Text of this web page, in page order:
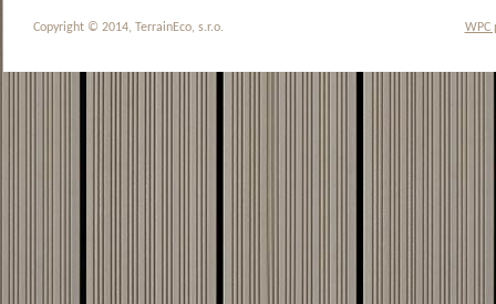
WPC
Copyright © 2014, TerrainEco, s.r.o.